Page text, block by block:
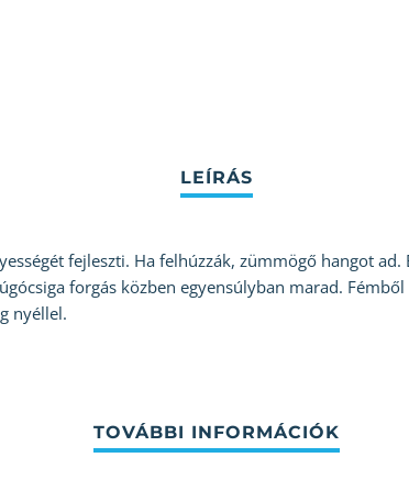
fejleszti. Ha felhúzzák, zümmögő hangot
forgás közben egyensúlyban marad.
nyéllel.